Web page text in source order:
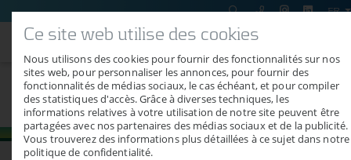
FR
Plan du site
Ce site web utilise des cookies
Nous utilisons des cookies pour fournir des fonctionnalités sur nos
sites web, pour personnaliser les annonces, pour fournir des
fonctionnalités de médias sociaux, le cas échéant, et pour compiler
des statistiques d'accès. Grâce à diverses techniques, les
informations relatives à votre utilisation de notre site peuvent être
partagées avec nos partenaires des médias sociaux et de la publicité.
Vous trouverez des informations plus détaillées à ce sujet dans notre
politique de confidentialité.